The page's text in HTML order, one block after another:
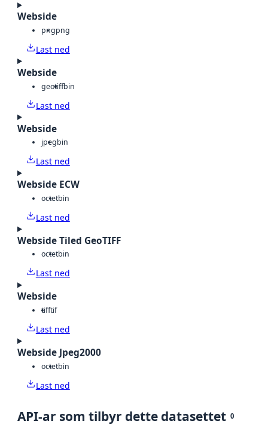
Webside
pngpng
Last ned
Webside
geotiffbin
Last ned
Webside
jpegbin
Last ned
Webside ECW
octetbin
Last ned
Webside Tiled GeoTIFF
octetbin
Last ned
Webside
tifftif
Last ned
Webside Jpeg2000
octetbin
Last ned
API-ar som tilbyr dette datasettet 0